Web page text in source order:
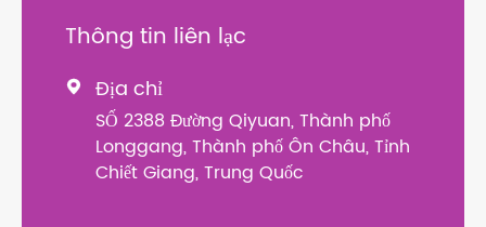
Thông tin liên lạc
 Địa chỉ
SỐ 2388 Đường Qiyuan, Thành phố
Longgang, Thành phố Ôn Châu, Tỉnh
Chiết Giang, Trung Quốc